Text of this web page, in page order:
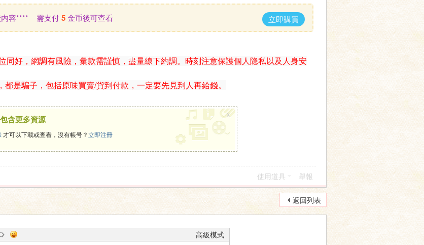
内容**** 需支付5金币後可查看 立即購買
同好，網調有風險，彙款需謹慎，盡量線下約調。時刻注意保護個人隐私以及人身安
都是騙子，包括原味買賣/貨到付款，一定要先見到人再給錢。
含更多資源
才可以下載或查看，沒有帳号？立即注冊
x
使用道具 舉報
返回列表
高級模式